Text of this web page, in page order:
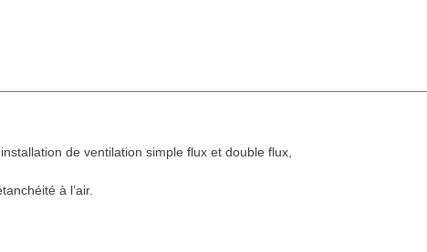
de ventilation simple flux et double flux,
à l’air.